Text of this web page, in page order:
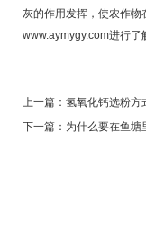
灰的作用发挥，使农作物
www.aymygy.com进行了
上一篇： 氢氧化钙选粉方
下一篇： 为什么要在鱼塘